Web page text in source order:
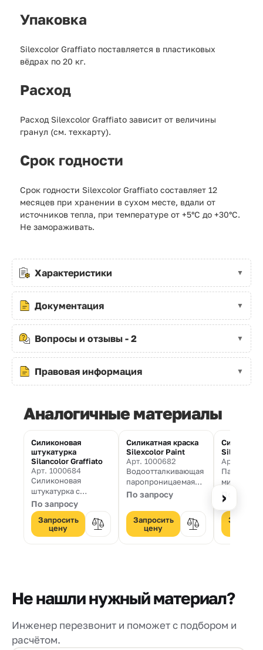
Упаковка
Silexcolor Graffiato поставляется в пластиковых
вёдрах по 20 кг.
Расход
Расход Silexcolor Graffiato зависит от величины
гранул (см. техкарту).
Срок годности
Срок годности Silexcolor Graffiato составляет 12
месяцев при хранении в сухом месте, вдали от
источников тепла, при температуре от +5°С до +30°С.
Не замораживать.
Характеристики
Документация
Вопросы и отзывы - 2
Правовая информация
Аналогичные материалы
Силиконовая
штукатурка
Silancolor Graffiato
Арт. 1000684
Силиконовая
штукатурка с
декоративным
эффектом
(“короед”) для
внутреннего и
наружного
По запросу
Запросить
цену
Силикатная краска
Silexcolor Paint
Арт. 1000682
Водоотталкивающая
паропроницаемая
защитная краска на
силикатной основе
для цементной или
известковой
штукатурки,
применяемая внутри
По запросу
Запросить
цену
Silexcolor
Арт.
покрытие
силиката
защиты и
По
›
Не нашли нужный материал?
Инженер перезвонит и поможет с подбором и
расчётом.